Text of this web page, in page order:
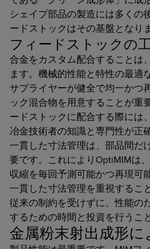
シェイプ部品の製造には多くの
ードストックはその基盤となりま
フィードストックの
合金をカスタム配合することは
ます。機械的性能と特性の最適
サプライヤーが健全で均一かつ
ック混合物を用意することが重
ードストックに配合する際には
冶金技術者の知識と専門性が正
一貫した寸法管理は、部品間だ
要です。これによりOptiMIMは
収縮を毎回予測可能かつ再現可
一貫した寸法管理を重視するこ
従来の制約を受けずに、性能の
するための時間と投資を行うこ
金属粉末射出成形